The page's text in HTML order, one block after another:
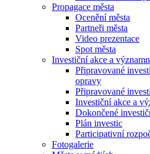
Propagace města
Ocenění města
Partneři města
Video prezentace
Spot města
Investiční akce a
Připravované
opravy
Připravované
Investiční akce a
Dokončené
Plán investic
Participativní
Fotogalerie